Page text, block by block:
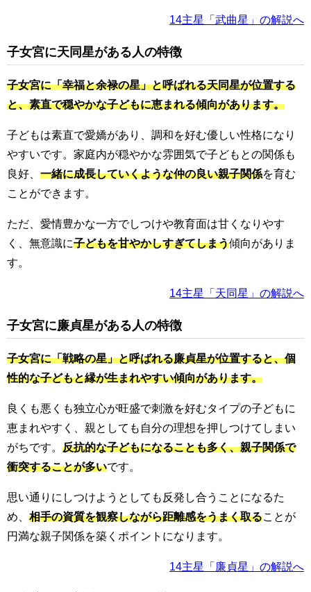
14主星「武曲星」の解説へ
子女宮に天同星がある人の特徴
子女宮に「幸福と余禄の星」と呼ばれる天同星が位置する
と、素直で穏やかな子どもに恵まれる傾向があります。
子どもは素直で愛嬌があり、調和を好む優しい性格になり
やすいです。家庭内が穏やかな雰囲気で子どもとの関係も
良好、 一緒に成長していくような仲の良い親子関係を育む
ことができます。
ただ、愛情豊かな一方でしつけや教育面は甘くなりやす
く、無意識に子どもを甘やかしすぎてしまう傾向がありま
す。
14主星「天同星」の解説へ
子女宮に廉貞星がある人の特徴
子女宮に「戦略の星」と呼ばれる廉貞星が位置すると、個
性的な子どもと縁が生まれやすい傾向があります。
良くも悪くも独立心が旺盛で刺激を好むタイプの子どもに
恵まれやすく、親としても自分の理想を押しつけてしまい
がちです。 反抗的な子どもになることも多く、親子関係で
衝突することが多いです。
思い通りにしつけようとしても反発し合うことになるた
め、 相手の資質を観察しながら距離感をうまく取る ことが
円満な親子関係を築くポイントになります。
14主星「廉貞星」の解説へ